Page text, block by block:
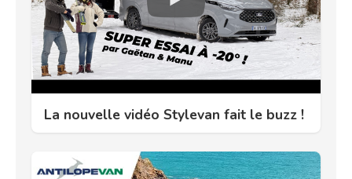
La nouvelle vidéo Stylevan fait le buzz !